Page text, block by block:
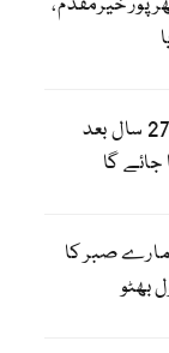
برطانیہ اور آئرلینڈ میں 27 سال بعد
گا
صبر کا
بھٹو